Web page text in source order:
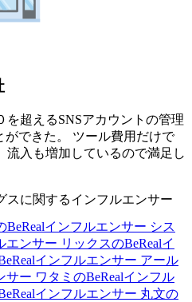
を超えるSNSアカウントの管理
ができた。 ツール費用だけで
流入も増加しているので満足し
スに関するインフルエンサー
インフルエンサー シス
エンサー リックスのBeRealイ
インフルエンサー アール
サー ワタミのBeRealインフル
インフルエンサー 丸文の